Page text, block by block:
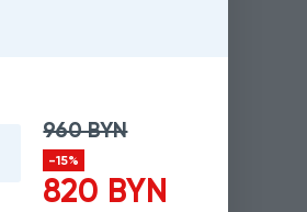
960 BYN
-15%
820 BYN